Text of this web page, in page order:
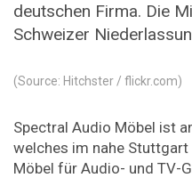
deutschen Firma. Die
Schweizer
(Source: Hitchster / flickr.com)
Spectral Audio Möbel ist
welches im nahe
Möbel für Audio- und TV-